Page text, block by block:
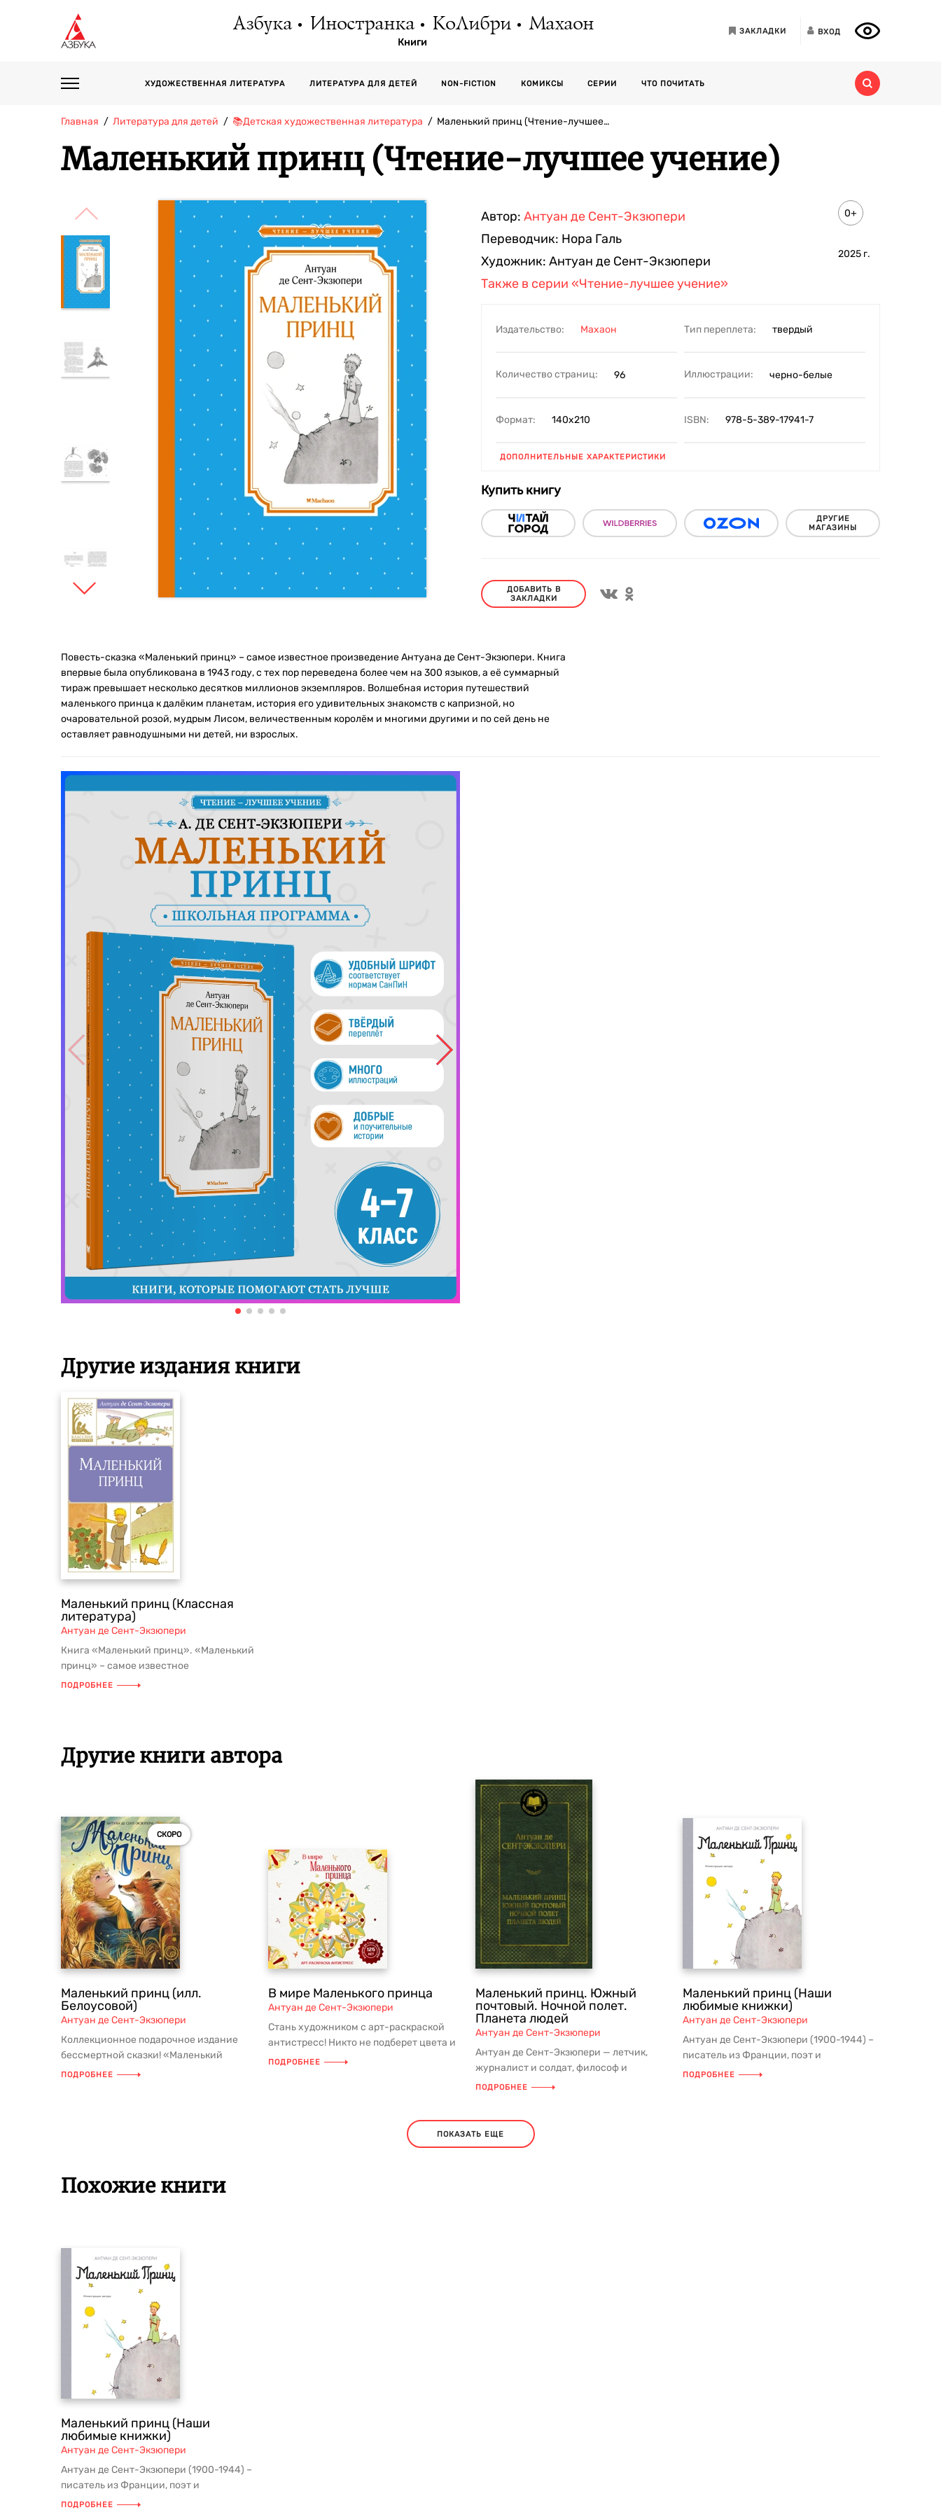
Азбука Иностранка КоЛибри Махаон
Книги
ЗАКЛАДКИ ВХОД
ХУДОЖЕСТВЕННАЯ ЛИТЕРАТУРА ЛИТЕРАТУРА ДЛЯ ДЕТЕЙ NON-FICTION КОМИКСЫ СЕРИИ ЧТО ПОЧИТАТЬ
Главная Литература для детей 📚Детская художественная литература Маленький принц (Чтение-лучшее…
Маленький принц (Чтение-лучшее учение)
Автор: Антуан де Сент-Экзюпери
Переводчик: Нора Галь
Художник: Антуан де Сент-Экзюпери
0+
2025 г.
Также в серии «Чтение-лучшее учение»
Издательство: Махаон Тип переплета: твердый
Количество страниц: 96 Иллюстрации: черно-белые
Формат: 140х210 ISBN: 978-5-389-17941-7
ДОПОЛНИТЕЛЬНЫЕ ХАРАКТЕРИСТИКИ
Купить книгу
ДРУГИЕ
МАГАЗИНЫ
ДОБАВИТЬ В
ЗАКЛАДКИ
Повесть-сказка «Маленький принц» – самое известное произведение Антуана де Сент-Экзюпери. Книга
впервые была опубликована в 1943 году, с тех пор переведена более чем на 300 языков, а её суммарный
тираж превышает несколько десятков миллионов экземпляров. Волшебная история путешествий
маленького принца к далёким планетам, история его удивительных знакомств с капризной, но
очаровательной розой, мудрым Лисом, величественным королём и многими другими и по сей день не
оставляет равнодушными ни детей, ни взрослых.
Другие издания книги
Маленький принц (Классная
литература)
Антуан де Сент-Экзюпери
Книга «Маленький принц». «Маленький
принц» – самое известное
произведение французского писателя
ПОДРОБНЕЕ
Другие книги автора
СКОРО
Маленький принц (илл.
Белоусовой)
Антуан де Сент-Экзюпери
Коллекционное подарочное издание
бессмертной сказки! «Маленький
принц» Антуана де Сент-Экзюпери с в...
ПОДРОБНЕЕ
В мире Маленького принца
Антуан де Сент-Экзюпери
Стань художником с арт-раскраской
антистресс! Никто не подберет цвета и
не раскрасит так, как эт...
ПОДРОБНЕЕ
Маленький принц. Южный
почтовый. Ночной полет.
Планета людей
Антуан де Сент-Экзюпери
Антуан де Сент-Экзюпери — летчик,
журналист и солдат, философ и
изобретатель, но в первую очередь — ...
ПОДРОБНЕЕ
Маленький принц (Наши
любимые книжки)
Антуан де Сент-Экзюпери
Антуан де Сент-Экзюпери (1900-1944) –
писатель из Франции, поэт и
профессиональный летчик. Его самое...
ПОДРОБНЕЕ
ПОКАЗАТЬ ЕЩЕ
Похожие книги
Маленький принц (Наши
любимые книжки)
Антуан де Сент-Экзюпери
Антуан де Сент-Экзюпери (1900-1944) –
писатель из Франции, поэт и
профессиональный летчик. Его самое...
ПОДРОБНЕЕ